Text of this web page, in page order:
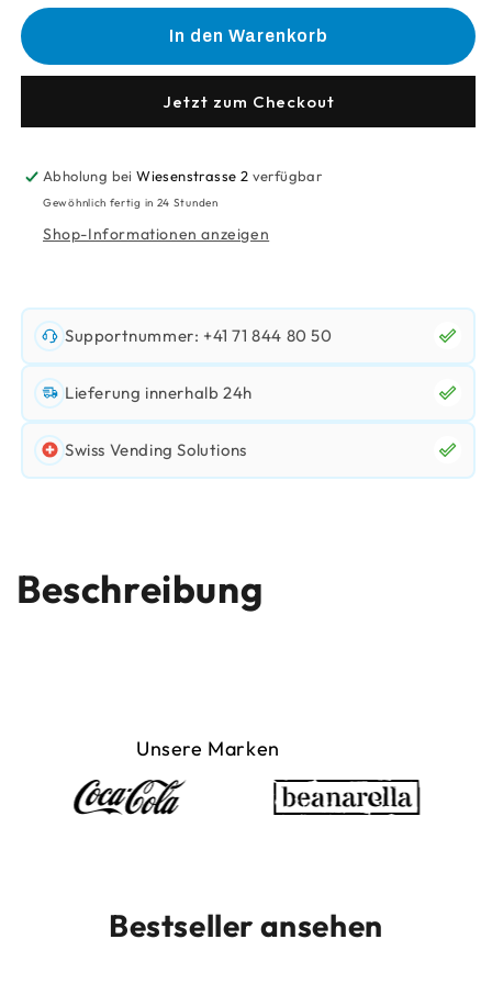
Menge
Country
23.5G
Menge
für
Country
1Er
23.5G
In den Warenkorb
Jetzt zum Checkout
Abholung beiWiesenstrasse 2 verfügbar
Gewöhnlich fertig in 24 Stunden
Shop-Informationen anzeigen
Supportnummer: +41 71 844 80 50
Lieferung innerhalb 24h
Swiss Vending Solutions
Beschreibung
Unsere Marken
Bestseller ansehen